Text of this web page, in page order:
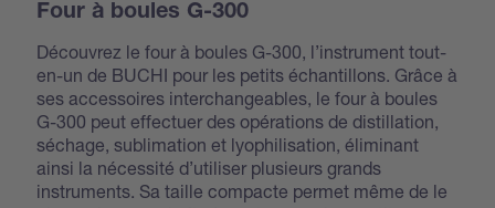
Four à boules G-300
Découvrez le four à boules G-300, l’instrument tout-
en-un de BUCHI pour les petits échantillons. Grâce à
ses accessoires interchangeables, le four à boules
G-300 peut effectuer des opérations de distillation,
séchage, sublimation et lyophilisation, éliminant
ainsi la nécessité d’utiliser plusieurs grands
instruments. Sa taille compacte permet même de le